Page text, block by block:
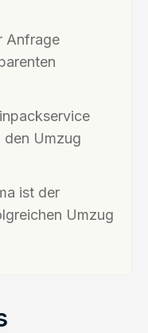
Anfrage
den Umzug
ist der
Umzug